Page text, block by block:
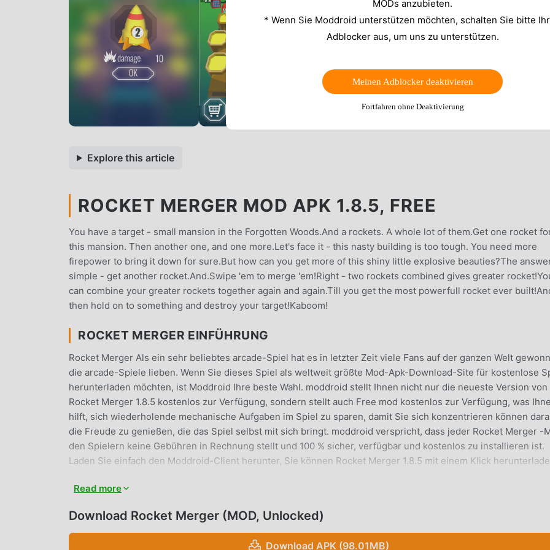
Explore this article
ROCKET MERGER MOD APK 1.8.5, FREE
You have a target - small mansion in the Forgotten Woods.And a rockets. A whole lot of them.Get one rocket
this mansion. Then another one, and one more.Let's face it - this nasty building is too tough. You need more
firepower to bring it down for sure.But how can you get more of this shiny little explosive beauties?The
simple - get another rocket.And.Swipe 'em to merge 'em!Right - two rockets combined gives greater
can combine your greater rockets together again and again.Till you get the most powerfull rocket ever
then hold on to something and destroy your target!Kaboom!
ROCKET MERGER EINFÜHRUNG
Rocket Merger Als ein sehr beliebtes arcade-Spiel hat es in letzter Zeit viele Fans auf der ganzen Welt
die arcade-Spiele lieben. Wenn Sie dieses Spiel als weltweit größte Mod-Apk-Download-Site für kostenlose
herunterladen möchten, ist Moddroid Ihre beste Wahl. moddroid stellt Ihnen nicht nur die neueste Version von
Rocket Merger 1.8.5 kostenlos zur Verfügung, sondern stellt auch Free mod kostenlos zur Verfügung, was
hilft, sich wiederholende mechanische Aufgaben im Spiel zu sparen, damit Sie sich konzentrieren können
die Freude zu genießen, die das Spiel selbst mit sich bringt. moddroid verspricht, dass jeder Rocket Merger -
den Spielern keine Gebühren in Rechnung stellt und 100 % sicher, verfügbar und kostenlos zu installieren ist.
Laden Sie einfach den Moddroid-Client herunter, Sie können Rocket Merger 1.8.5 mit einem Klick
Fans auf der ganzen Welt zu gewinnen. Im Gegensatz zu herkömmlichen arcade-Spielen müssen Sie in Rocket
Read more
Download Rocket Merger (MOD, Unlocked)
Download APK (98.01MB)
MODs anzubieten.
* Wenn Sie Moddroid unterstützen möchten, schalten Sie bitte
Adblocker aus, um uns zu unterstützen.
Meinen Adblocker deaktivieren
Fortfahren ohne Deaktivierung